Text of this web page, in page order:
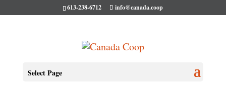
613-238-6712 info@canada.coop
Select Page
Le défi national Co-op